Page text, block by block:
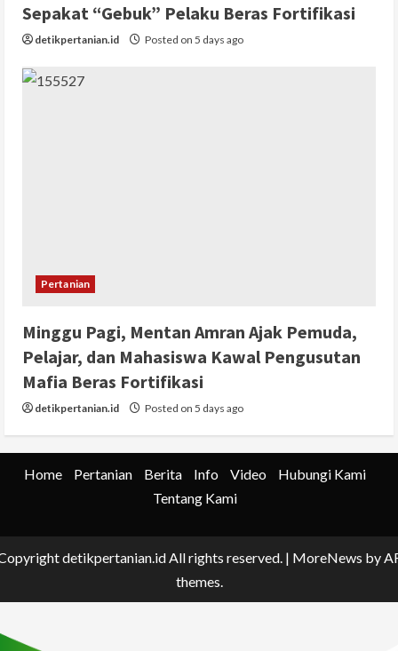
Sepakat “Gebuk” Pelaku Beras Fortifikasi
detikpertanian.id Posted on 5 days ago
Pertanian
Minggu Pagi, Mentan Amran Ajak Pemuda,
Pelajar, dan Mahasiswa Kawal Pengusutan
Mafia Beras Fortifikasi
detikpertanian.id Posted on 5 days ago
Home Pertanian Berita Info Video
Hubungi Kami
Tentang Kami
detikpertanian.id All rights reserved. | MoreNews by
themes.